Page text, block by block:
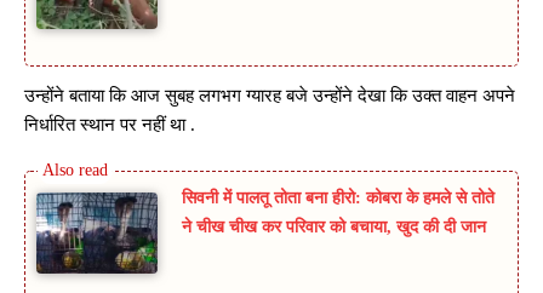
उन्होंने बताया कि आज सुबह लगभग ग्यारह बजे उन्होंने देखा कि उक्त वाहन अपने
निर्धारित स्थान पर नहीं था .
सिवनी में पालतू तोता बना हीरो: कोबरा के हमले से तोते
ने चीख चीख कर परिवार को बचाया, खुद की दी जान